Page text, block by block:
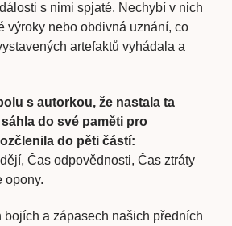
s nimi spjaté. Nechybí v nich
výroky nebo obdivná uznání, co
artefaktů vyhádala a
s autorkou, že nastala ta
do své paměti pro
do pěti částí:
Čas odpovědnosti, Čas ztráty
opony.
bojích a zápasech našich předních